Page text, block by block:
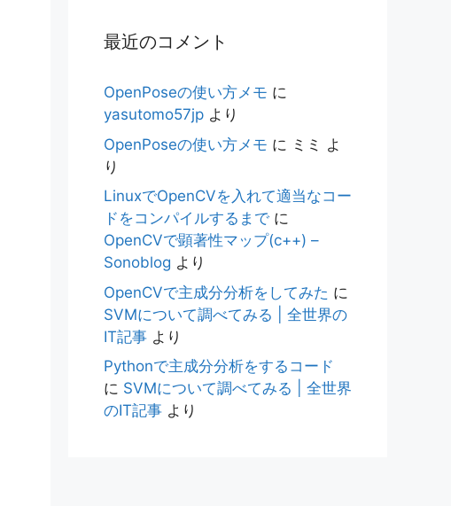
最近のコメント
OpenPoseの使い方メモ に
yasutomo57jp より
OpenPoseの使い方メモ に ミミ よ
り
LinuxでOpenCVを入れて適当なコー
ドをコンパイルするまで に
OpenCVで顕著性マップ(c++) –
Sonoblog より
OpenCVで主成分分析をしてみた に
SVMについて調べてみる | 全世界の
IT記事 より
Pythonで主成分分析をするコード
に SVMについて調べてみる | 全世界
のIT記事 より